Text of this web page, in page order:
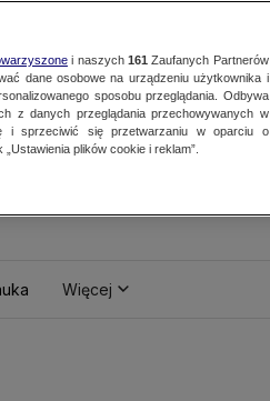
Więcej
i naszych 161 Zaufanych Partnerów
dane osobowe na urządzeniu użytkownika i
sposobu przeglądania. Odbywa
z danych przeglądania przechowywanych w
i sprzeciwić się przetwarzaniu w oparciu o
plików cookie i reklam”.